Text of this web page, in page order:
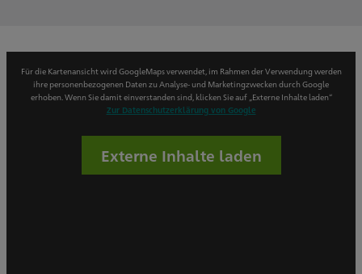
Für die Kartenansicht wird GoogleMaps verwendet, im Rahmen der Verwendung werden
ihre personenbezogenen Daten zu Analyse- und Marketingzwecken durch Google
erhoben. Wenn Sie damit einverstanden sind, klicken Sie auf „Externe Inhalte laden“
Zur Datenschutzerklärung von Google
Externe Inhalte laden